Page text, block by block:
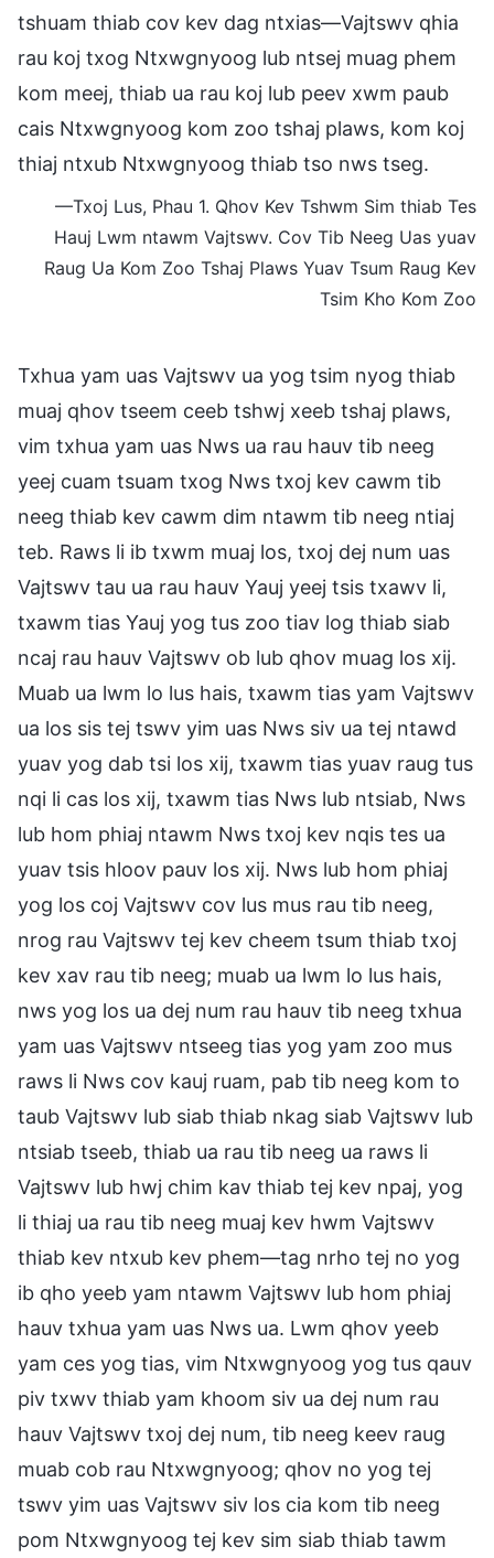
tshuam thiab cov kev dag ntxias—Vajtswv qhia
rau koj txog Ntxwgnyoog lub ntsej muag phem
kom meej, thiab ua rau koj lub peev xwm paub
cais Ntxwgnyoog kom zoo tshaj plaws, kom koj
thiaj ntxub Ntxwgnyoog thiab tso nws tseg.
—Txoj Lus, Phau 1. Qhov Kev Tshwm Sim thiab Tes
Hauj Lwm ntawm Vajtswv. Cov Tib Neeg Uas yuav
Raug Ua Kom Zoo Tshaj Plaws Yuav Tsum Raug Kev
Tsim Kho Kom Zoo
Txhua yam uas Vajtswv ua yog tsim nyog thiab
muaj qhov tseem ceeb tshwj xeeb tshaj plaws,
vim txhua yam uas Nws ua rau hauv tib neeg
yeej cuam tsuam txog Nws txoj kev cawm tib
neeg thiab kev cawm dim ntawm tib neeg ntiaj
teb. Raws li ib txwm muaj los, txoj dej num uas
Vajtswv tau ua rau hauv Yauj yeej tsis txawv li,
txawm tias Yauj yog tus zoo tiav log thiab siab
ncaj rau hauv Vajtswv ob lub qhov muag los xij.
Muab ua lwm lo lus hais, txawm tias yam Vajtswv
ua los sis tej tswv yim uas Nws siv ua tej ntawd
yuav yog dab tsi los xij, txawm tias yuav raug tus
nqi li cas los xij, txawm tias Nws lub ntsiab, Nws
lub hom phiaj ntawm Nws txoj kev nqis tes ua
yuav tsis hloov pauv los xij. Nws lub hom phiaj
yog los coj Vajtswv cov lus mus rau tib neeg,
nrog rau Vajtswv tej kev cheem tsum thiab txoj
kev xav rau tib neeg; muab ua lwm lo lus hais,
nws yog los ua dej num rau hauv tib neeg txhua
yam uas Vajtswv ntseeg tias yog yam zoo mus
raws li Nws cov kauj ruam, pab tib neeg kom to
taub Vajtswv lub siab thiab nkag siab Vajtswv lub
ntsiab tseeb, thiab ua rau tib neeg ua raws li
Vajtswv lub hwj chim kav thiab tej kev npaj, yog
li thiaj ua rau tib neeg muaj kev hwm Vajtswv
thiab kev ntxub kev phem—tag nrho tej no yog
ib qho yeeb yam ntawm Vajtswv lub hom phiaj
hauv txhua yam uas Nws ua. Lwm qhov yeeb
yam ces yog tias, vim Ntxwgnyoog yog tus qauv
piv txwv thiab yam khoom siv ua dej num rau
hauv Vajtswv txoj dej num, tib neeg keev raug
muab cob rau Ntxwgnyoog; qhov no yog tej
tswv yim uas Vajtswv siv los cia kom tib neeg
pom Ntxwgnyoog tej kev sim siab thiab tawm